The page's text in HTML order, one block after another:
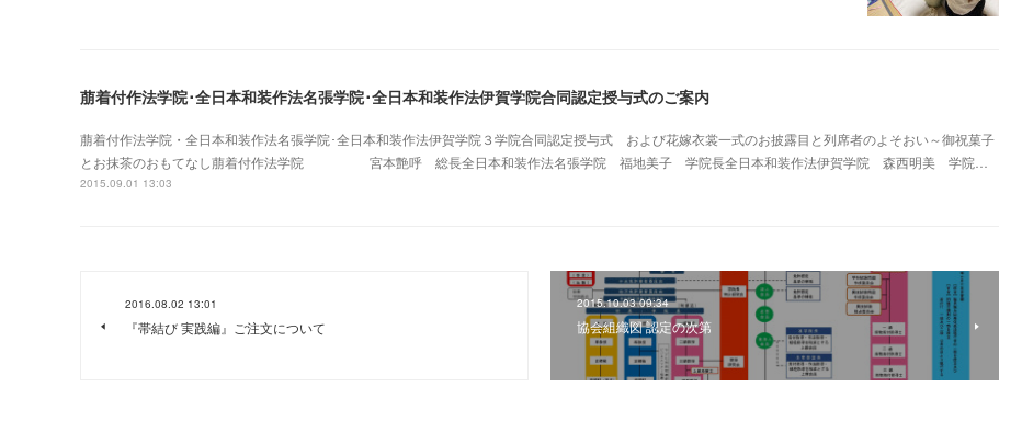
萠着付作法学院･全日本和装作法名張学院･全日本和装作法伊賀学院合同認定授与式のご案内
萠着付作法学院・全日本和装作法名張学院･全日本和装作法伊賀学院３学院合同認定授与式 および花嫁衣裳一式のお披露目と列席者のよそおい～御祝菓子
とお抹茶のおもてなし萠着付作法学院 宮本艶呼 総長全日本和装作法名張学院 福地美子 学院長全日本和装作法伊賀学院 森西明美 学院…
2015.09.01 13:03
2016.08.02 13:01
『帯結び 実践編』ご注文について
2015.10.03 09:34
協会組織図 認定の次第